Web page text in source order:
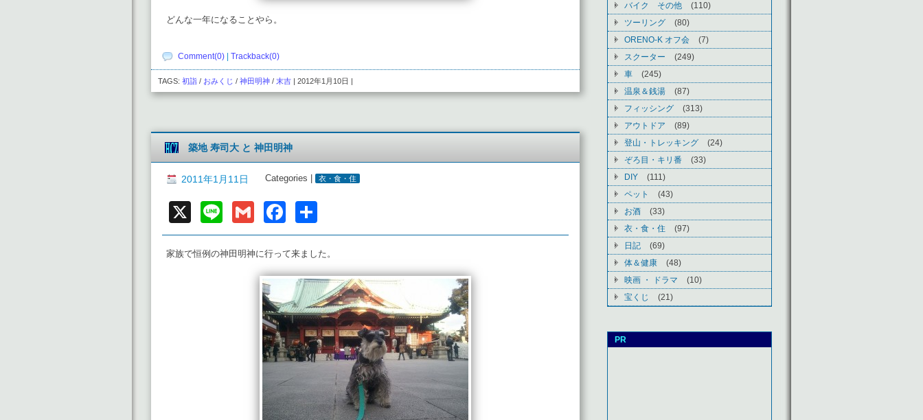
どんな一年になることやら。
Comment(0) Trackback(0)
TAGS: 初詣 / おみくじ / 神田明神 / 末吉 | 2012年1月10日 |
築地 寿司大 と 神田明神
2011年1月11日 Categories | 衣・食・住
X Line GmailFacebook
有
家族で恒例の神田明神に行って来ました。
バイク その他
(110)
ツーリング
(80)
ORENO-K オフ会
(7)
スクーター
(249)
車
(245)
温泉＆銭湯
(87)
フィッシング
(313)
アウトドア
(89)
登山・トレッキング
(24)
ぞろ目・キリ番
(33)
DIY
(111)
ペット
(43)
お酒
(33)
衣・食・住
(97)
日記
(69)
体＆健康
(48)
映画 ・ ドラマ
(10)
宝くじ
(21)
PR